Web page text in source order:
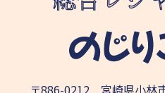
〒886-0212 宮崎県小林